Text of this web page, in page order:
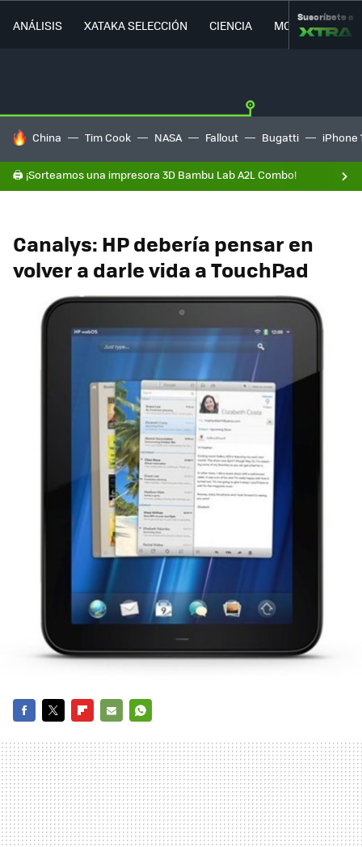
ANÁLISIS XATAKA SELECCIÓN CIENCIA MOVILIDAD
Suscríbete a
HOY SE HABLA DE
China Tim Cook NASA Fallout Bugatti iPhone
🖨️ ¡Sorteamos una impresora 3D Bambu Lab A2L Combo!
Canalys: HP debería pensar en
volver a darle vida a TouchPad
MAIL